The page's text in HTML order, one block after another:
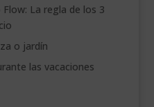
La regla de los 3
o jardín
las vacaciones